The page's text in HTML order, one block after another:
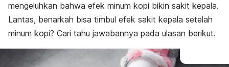
mengeluhkan bahwa efek minum kopi bikin sakit kepala.
Lantas, benarkah bisa timbul efek sakit kepala setelah
minum kopi? Cari tahu jawabannya pada ulasan berikut.